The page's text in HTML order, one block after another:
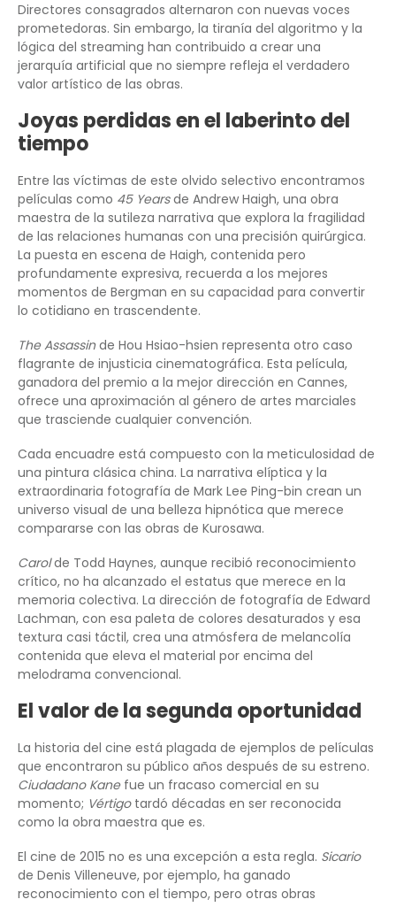
Directores consagrados alternaron con nuevas voces
prometedoras. Sin embargo, la tiranía del algoritmo y la
lógica del streaming han contribuido a crear una
jerarquía artificial que no siempre refleja el verdadero
valor artístico de las obras.
Joyas perdidas en el laberinto del
tiempo
Entre las víctimas de este olvido selectivo encontramos
películas como 45 Yearsde Andrew Haigh, una obra
maestra de la sutileza narrativa que explora la fragilidad
de las relaciones humanas con una precisión quirúrgica.
La puesta en escena de Haigh, contenida pero
profundamente expresiva, recuerda a los mejores
momentos de Bergman en su capacidad para convertir
lo cotidiano en trascendente.
The Assassinde Hou Hsiao-hsien representa otro caso
flagrante de injusticia cinematográfica. Esta película,
ganadora del premio a la mejor dirección en Cannes,
ofrece una aproximación al género de artes marciales
que trasciende cualquier convención.
Cada encuadre está compuesto con la meticulosidad de
una pintura clásica china. La narrativa elíptica y la
extraordinaria fotografía de Mark Lee Ping-bin crean un
universo visual de una belleza hipnótica que merece
compararse con las obras de Kurosawa.
Carolde Todd Haynes, aunque recibió reconocimiento
crítico, no ha alcanzado el estatus que merece en la
memoria colectiva. La dirección de fotografía de Edward
Lachman, con esa paleta de colores desaturados y esa
textura casi táctil, crea una atmósfera de melancolía
contenida que eleva el material por encima del
melodrama convencional.
El valor de la segunda oportunidad
La historia del cine está plagada de ejemplos de películas
que encontraron su público años después de su estreno.
Ciudadano Kanefue un fracaso comercial en su
momento; Vértigotardó décadas en ser reconocida
como la obra maestra que es.
El cine de 2015 no es una excepción a esta regla. Sicario
de Denis Villeneuve, por ejemplo, ha ganado
reconocimiento con el tiempo, pero otras obras